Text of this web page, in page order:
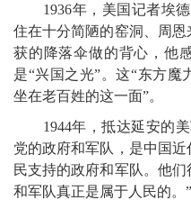
1936年，美国记者埃德
住在十分简陋的窑洞、周
获的降落伞做的背心，他
是“兴国之光”。这“东方魔
坐在老百姓的这一面”。
1944年，抵达延安的美
党的政府和军队，是中国
民支持的政府和军队。他
和军队真正是属于人民的。”